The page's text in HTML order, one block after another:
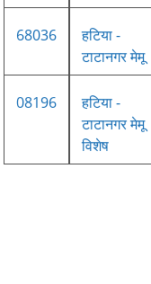
68036
हटिया -
टाटानगर मेमू
08196
हटिया -
टाटानगर मेमू
विशेष